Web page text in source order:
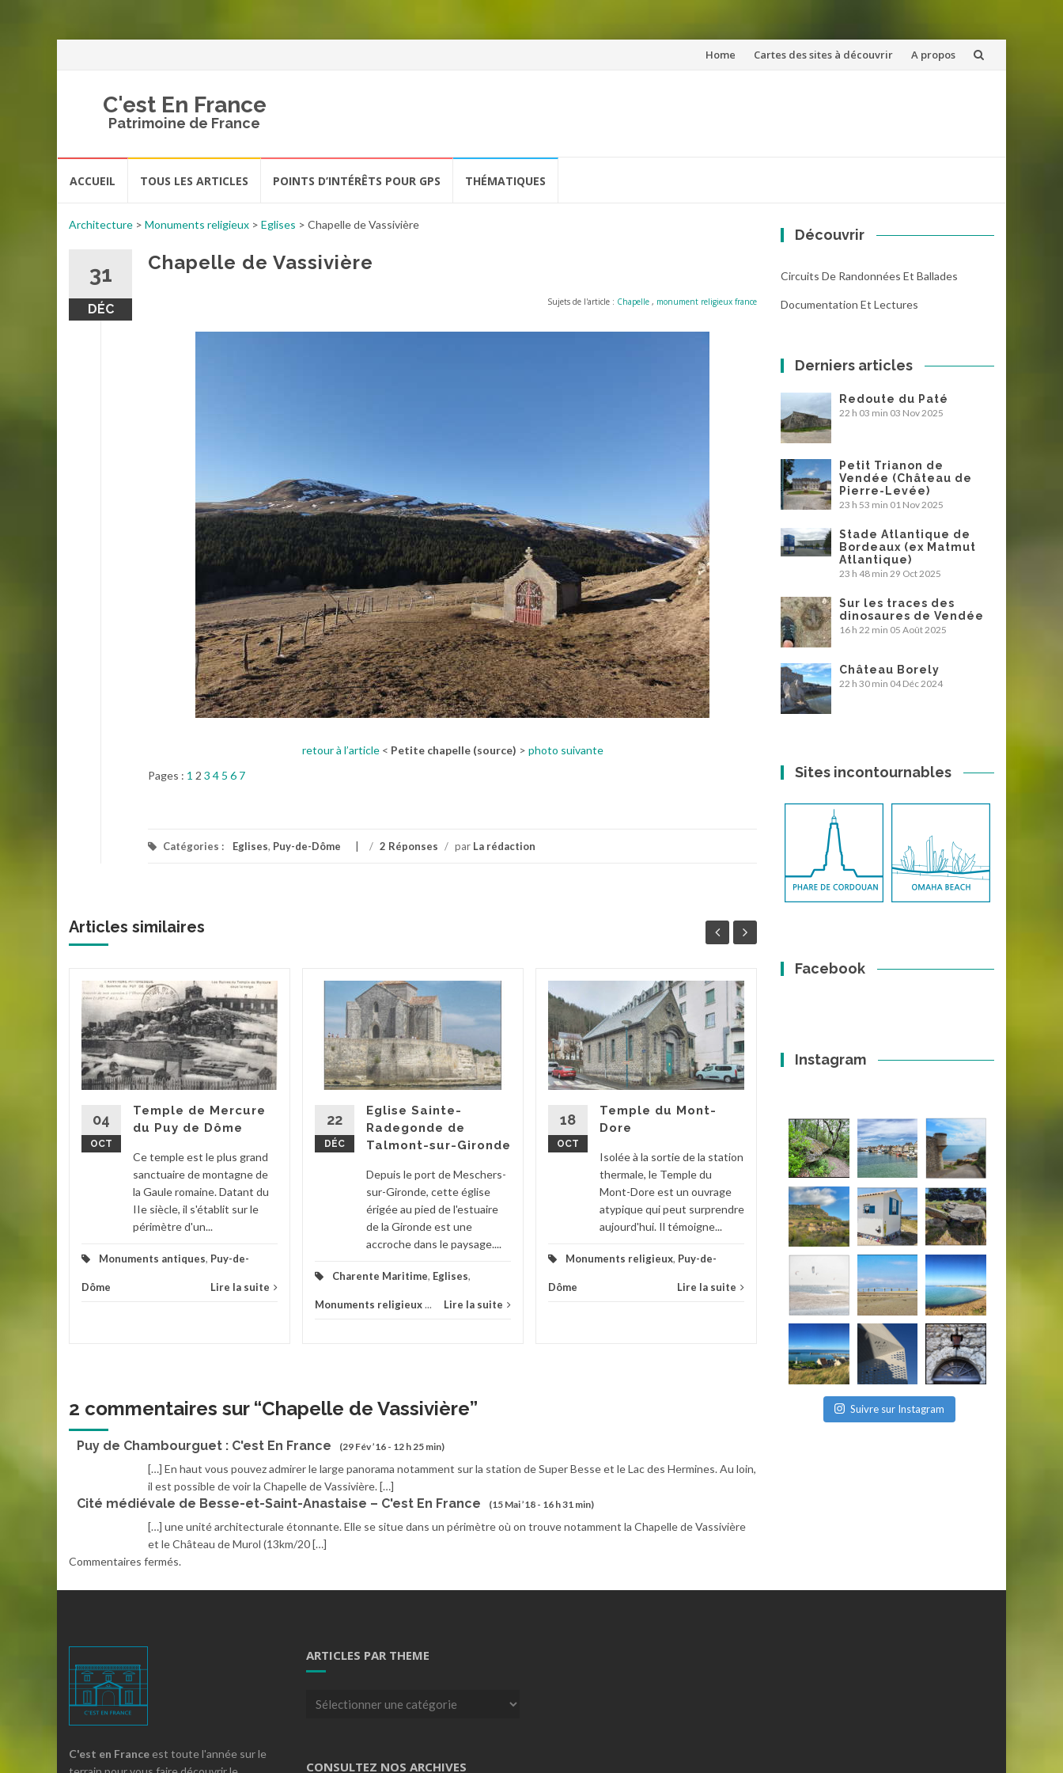
Aller
Home Cartes des sites à découvrir A propos
C'est En France
Patrimoine de France
ACCUEIL TOUS LES ARTICLES POINTS D’INTÉRÊTS POUR GPS THÉMATIQUES
Architecture > Monuments religieux > Eglises > Chapelle de Vassivière
31
DÉC
Chapelle de Vassivière
Sujets de l'article : Chapelle , monument religieux france
retour à l’article< Petite chapelle (source) > photo suivante
Pages : 1 2 3 4 5 6 7
Catégories : Eglises, Puy-de-Dôme / 2 Réponses / par La rédaction
Articles similaires
04
OCT
Temple de Mercure
du Puy de Dôme
Ce temple est le plus grand
sanctuaire de montagne de
la Gaule romaine. Datant du
IIe siècle, il s'établit sur le
périmètre d'un...
Monuments antiques, Puy-de-
Dôme Lire la suite
22
DÉC
Eglise Sainte-
Radegonde de
Talmont-sur-Gironde
Depuis le port de Meschers-
sur-Gironde, cette église
érigée au pied de l'estuaire
de la Gironde est une
accroche dans le paysage....
Charente Maritime, Eglises,
Monuments religieux... Lire la suite
18
OCT
Temple du Mont-
Dore
Isolée à la sortie de la station
thermale, le Temple du
Mont-Dore est un ouvrage
atypique qui peut surprendre
aujourd'hui. Il témoigne...
Monuments religieux, Puy-de-
Dôme Lire la suite
Parmi les promenades
boucle des cascades de
Queureuilh et du
Rossignolet permet...
Balades et Randonnées
Dôme Lire la suite
2 commentaires sur “Chapelle de Vassivière”
Puy de Chambourguet : C'est En France (29 Fév ’16 - 12 h 25 min)
[…] En haut vous pouvez admirer le large panorama notamment sur la station de Super Besse et le Lac des Hermines. Au loin,
il est possible de voir la Chapelle de Vassivière. […]
Cité médiévale de Besse-et-Saint-Anastaise – C'est En France (15 Mai ’18 - 16 h 31 min)
[…] une unité architecturale étonnante. Elle se situe dans un périmètre où on trouve notamment la Chapelle de Vassivière
et le Château de Murol (13km/20 […]
Commentaires fermés.
Découvrir
Circuits De Randonnées Et Ballades
Documentation Et Lectures
Derniers articles
Redoute du Paté
22 h 03 min 03 Nov 2025
Petit Trianon de
Vendée (Château de
Pierre-Levée)
23 h 53 min 01 Nov 2025
Stade Atlantique de
Bordeaux (ex Matmut
Atlantique)
23 h 48 min 29 Oct 2025
Sur les traces des
dinosaures de Vendée
16 h 22 min 05 Août 2025
Château Borely
22 h 30 min 04 Déc 2024
Sites incontournables
Facebook
Instagram
Suivre sur Instagram
C'est en France est toute l'année sur le
ARTICLES PAR THEME
Articles
CONSULTEZ NOS ARCHIVES